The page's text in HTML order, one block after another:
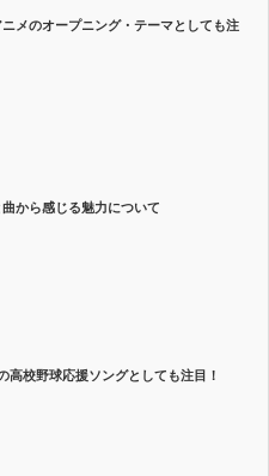
メのオープニング・テーマとしても注
から感じる魅力について
校野球応援ソングとしても注目！